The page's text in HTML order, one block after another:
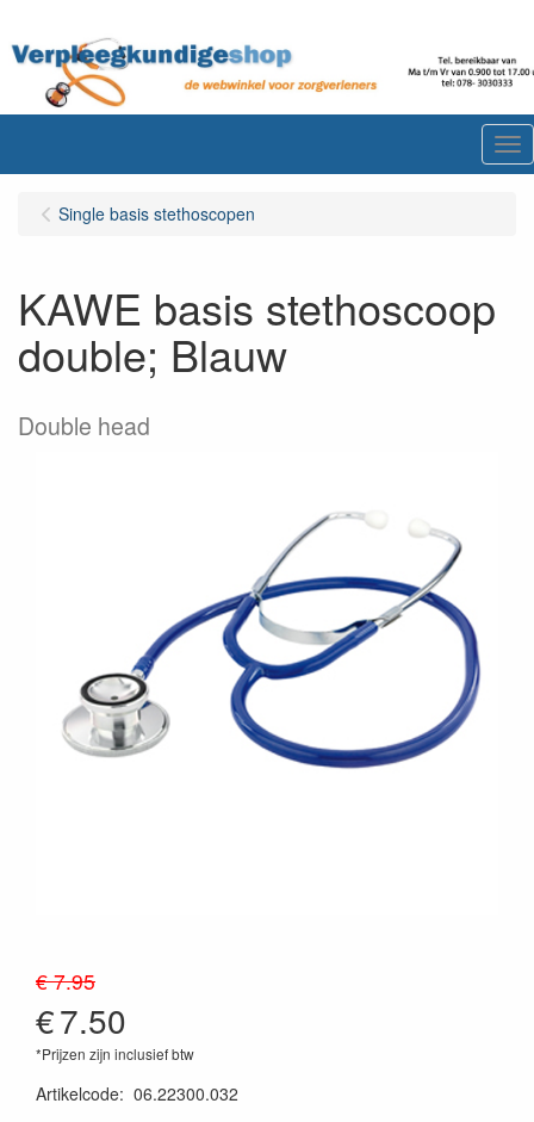
Single basis stethoscopen
KAWE basis stethoscoop
double; Blauw
Double head
€ 7.95
€7.50
*Prijzen zijn inclusief btw
Artikelcode: 06.22300.032